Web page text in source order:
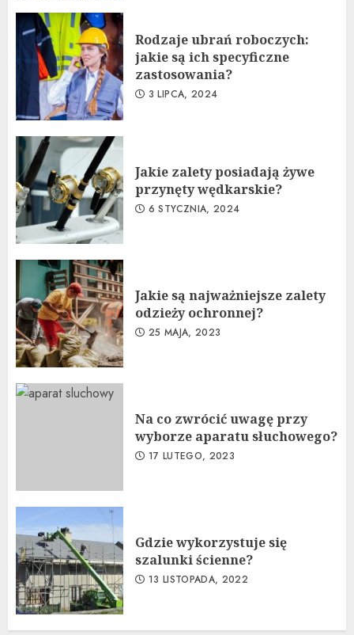
Rodzaje ubrań roboczych:
jakie są ich specyficzne
zastosowania?
3 LIPCA, 2024
Jakie zalety posiadają żywe
przynęty wędkarskie?
6 STYCZNIA, 2024
Jakie są najważniejsze zalety
odzieży ochronnej?
25 MAJA, 2023
Na co zwrócić uwagę przy
wyborze aparatu słuchowego?
17 LUTEGO, 2023
Gdzie wykorzystuje się
szalunki ścienne?
13 LISTOPADA, 2022